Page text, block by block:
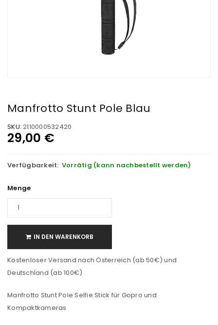
Manfrotto Stunt Pole Blau
SKU: 2110000532420
29,00 €
Verfügbarkeit: Vorrätig (kann nachbestellt werden)
Menge
IN DEN WARENKORB
Kostenloser Versand nach Österreich (ab 50€) und
Deutschland (ab 100€)
Manfrotto Stunt Pole Selfie Stick für Gopro und
Kompaktkameras